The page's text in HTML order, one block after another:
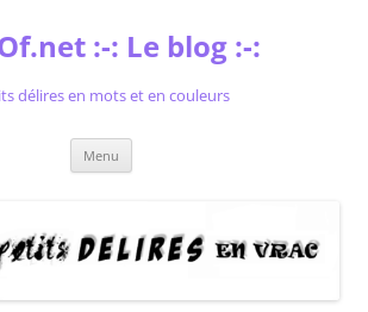
:-: Le blog :-:
délires en mots et en couleurs
Menu